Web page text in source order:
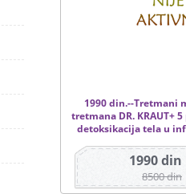
1990 din.--Tretmani
tretmana DR. KRAUT+
detoksikacija tela u
1990 din
8500 din